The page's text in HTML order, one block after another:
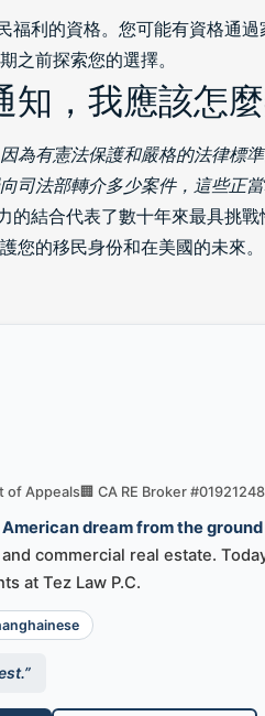
福利的資格。您可能有資格通
之前探索您的選擇。
，我應該怎
為有憲法保護和嚴格的法律標
司法部轉介多少案件，這些正當
結合代表了數十年來最具挑
您的移民身份和在美國的未來。
of Appeals🏢 CA RE Broker #01921248
dream from the ground
commercial real estate.
at Tez Law P.C.